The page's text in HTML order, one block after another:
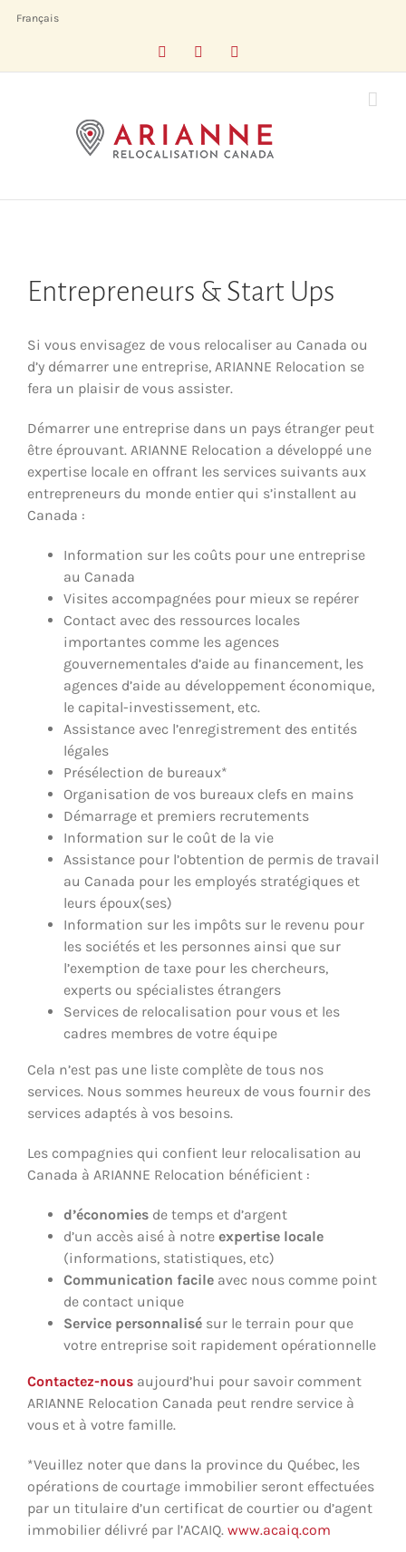
Français
FacebookLinkedIn
Entrepreneurs & Start Ups
Si vous envisagez de vous relocaliser au Canada ou
d’y démarrer une entreprise, ARIANNE Relocation se
fera un plaisir de vous assister.
Démarrer une entreprise dans un pays étranger peut
être éprouvant. ARIANNE Relocation a développé une
expertise locale en offrant les services suivants aux
entrepreneurs du monde entier qui s’installent au
Canada :
Information sur les coûts pour une entreprise
au Canada
Visites accompagnées pour mieux se repérer
Contact avec des ressources locales
importantes comme les agences
gouvernementales d’aide au financement, les
agences d’aide au développement économique,
le capital-investissement, etc.
Assistance avec l’enregistrement des entités
légales
Présélection de bureaux*
Organisation de vos bureaux clefs en mains
Démarrage et premiers recrutements
Information sur le coût de la vie
Assistance pour l’obtention de permis de travail
au Canada pour les employés stratégiques et
leurs époux(ses)
Information sur les impôts sur le revenu pour
les sociétés et les personnes ainsi que sur
l’exemption de taxe pour les chercheurs,
experts ou spécialistes étrangers
Services de relocalisation pour vous et les
cadres membres de votre équipe
Cela n’est pas une liste complète de tous nos
services. Nous sommes heureux de vous fournir des
services adaptés à vos besoins.
Les compagnies qui confient leur relocalisation au
Canada à ARIANNE Relocation bénéficient :
d’économies de temps et d’argent
d’un accès aisé à notre expertise locale
(informations, statistiques, etc)
Communication facile avec nous comme point
de contact unique
Service personnalisé sur le terrain pour que
votre entreprise soit rapidement opérationnelle
Contactez-nous aujourd’hui pour savoir comment
ARIANNE Relocation Canada peut rendre service à
vous et à votre famille.
*Veuillez noter que dans la province du Québec, les
opérations de courtage immobilier seront effectuées
par un titulaire d’un certificat de courtier ou d’agent
immobilier délivré par l’ACAIQ. www.acaiq.com